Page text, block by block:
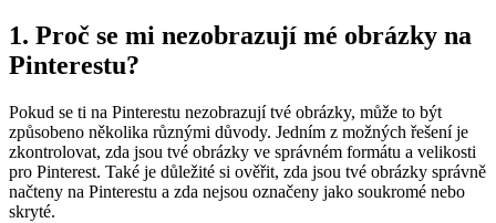
1. Proč se mi nezobrazují mé obrázky na
Pinterestu?
Pokud se ti na Pinterestu nezobrazují tvé obrázky, může to být
způsobeno několika různými důvody. Jedním z možných řešení je
zkontrolovat, zda jsou tvé obrázky ve správném formátu a velikosti
pro Pinterest. Také je důležité si ověřit, zda jsou tvé obrázky správně
načteny na Pinterestu a zda nejsou označeny jako soukromé nebo
skryté.